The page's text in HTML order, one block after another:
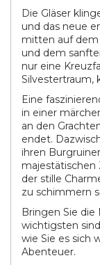
Die Gläser
und das neue
mitten auf dem
und dem
nur eine
Silvestertraum,
Eine
in einer
an den
endet.
ihren
majestätischen
der stille
zu schimmern
Bringen Sie
wichtigsten
wie Sie es sich
Abenteuer.